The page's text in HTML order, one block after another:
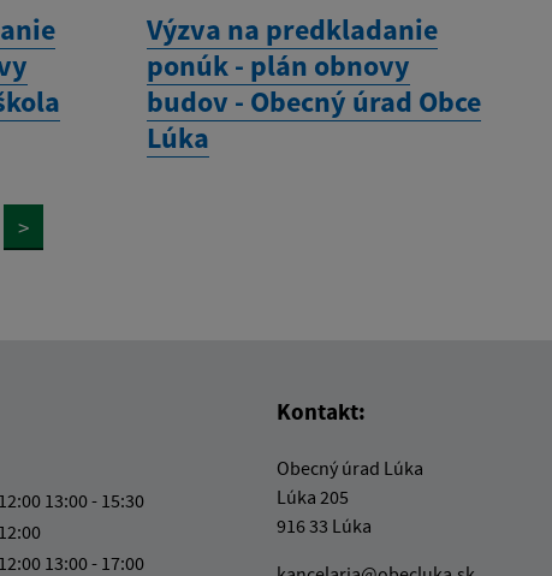
Výzva na predkladanie
ponúk - plán obnovy
budov - Obecný úrad Obce
Lúka
>
13:00 - 15:30
13:00 - 17:00
Kontakt:
Obecný úrad Lúka
Lúka 205
916 33 Lúka